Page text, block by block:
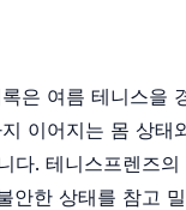
은 여름 테니스을
이어지는 몸 상태
다. 테니스프렌즈의
안한 상태를 참고